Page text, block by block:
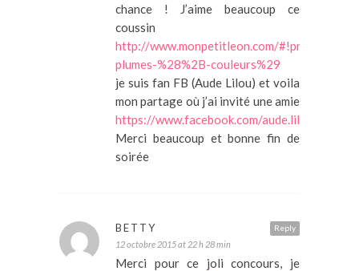
chance ! J’aime beaucoup ce
coussin
http://www.monpetitleon.com/#!product/
plumes-%28%2B-couleurs%29
je suis fan FB (Aude Lilou) et voila
mon partage où j’ai invité une amie
https://www.facebook.com/aude.lilou.9/
Merci beaucoup et bonne fin de
soirée
Reply
BETTY
12 octobre 2015 at 22 h 28 min
Merci pour ce joli concours, je